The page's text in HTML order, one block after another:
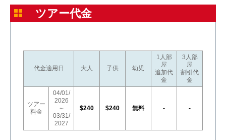
ツアー代金
代金適用日 大人 子供 幼児
1人部
屋
追加代
金
3人部
屋
割引代
金
ツアー
料金
04/01/
2026
～
03/31/
2027
$240 $240 無料 - -